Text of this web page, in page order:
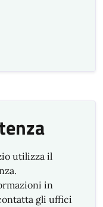
utilizza il
in
gli uffici